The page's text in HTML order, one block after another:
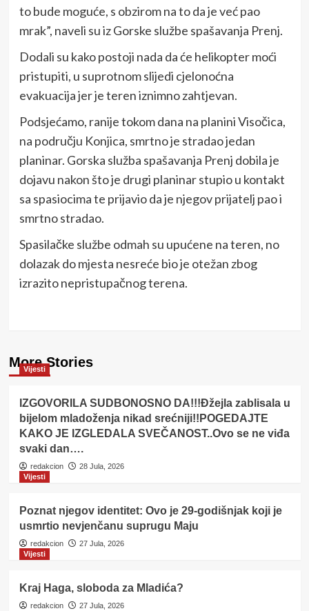
to bude moguće, s obzirom na to da je već pao
mrak”, naveli su iz Gorske službe spašavanja Prenj.
Dodali su kako postoji nada da će helikopter moći
pristupiti, u suprotnom slijedi cjelonoćna
evakuacija jer je teren iznimno zahtjevan.
Podsjećamo, ranije tokom dana na planini Visočica,
na području Konjica, smrtno je stradao jedan
planinar. Gorska služba spašavanja Prenj dobila je
dojavu nakon što je drugi planinar stupio u kontakt
sa spasiocima te prijavio da je njegov prijatelj pao i
smrtno stradao.
Spasilačke službe odmah su upućene na teren, no
dolazak do mjesta nesreće bio je otežan zbog
izrazito nepristupačnog terena.
More Stories
Vijesti
IZGOVORILA SUDBONOSNO DA!!!Đžejla zablisala u
bijelom mladoženja nikad srećniji!!POGEDAJTE
KAKO JE IZGLEDALA SVEČANOST..Ovo se ne viđa
svaki dan….
redakcion
28 Jula, 2026
Vijesti
Poznat njegov identitet: Ovo je 29-godišnjak koji je
usmrtio nevjenčanu suprugu Maju
redakcion
27 Jula, 2026
Vijesti
Kraj Haga, sloboda za Mladića?
redakcion 27 Jula, 2026